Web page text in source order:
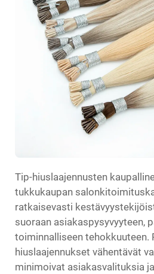
Tip-hiuslaajennusten
tukkukaupan
ratkaisevasti
suoraan asiakaspysyvyyteen,
toiminnalliseen tehokkuuteen.
hiuslaajennukset vähentävät
minimoivat asiakasvalituksia